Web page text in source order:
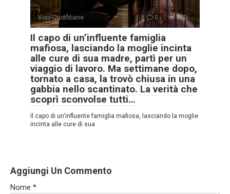
Voci Quotidiane 0 470
Il capo di un’influente famiglia
mafiosa, lasciando la moglie incinta
alle cure di sua madre, partì per un
viaggio di lavoro. Ma settimane dopo,
tornato a casa, la trovò chiusa in una
gabbia nello scantinato. La verità che
scoprì sconvolse tutti…
Il capo di un’influente famiglia mafiosa, lasciando la moglie
incinta alle cure di sua
Aggiungi Un Commento
Nome *